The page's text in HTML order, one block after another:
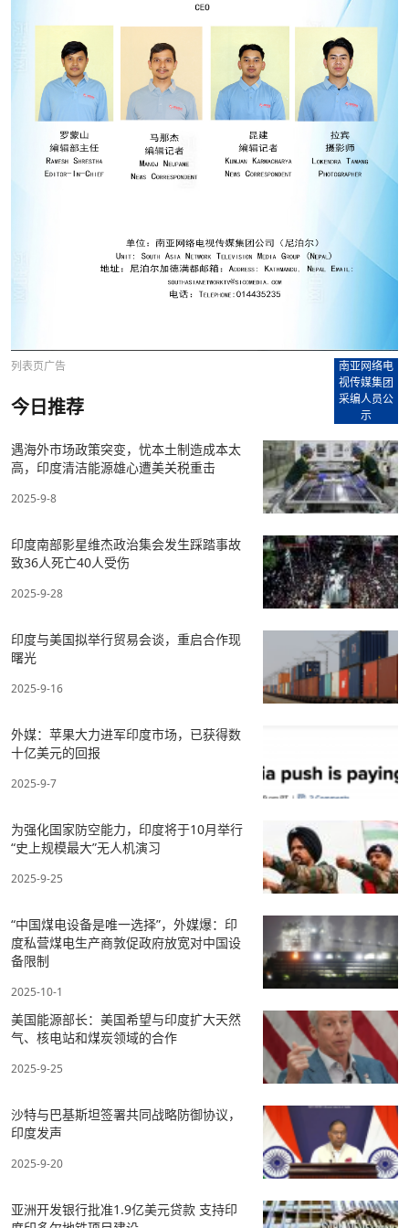
列表页广告
南亚网络电
视传媒集团
采编人员公
示
今日推荐
遇海外市场政策突变，忧本土制造成本太
高，印度清洁能源雄心遭美关税重击
2025-9-8
印度南部影星维杰政治集会发生踩踏事故
致36人死亡40人受伤
2025-9-28
印度与美国拟举行贸易会谈，重启合作现
曙光
2025-9-16
外媒：苹果大力进军印度市场，已获得数
十亿美元的回报
2025-9-7
为强化国家防空能力，印度将于10月举行
“史上规模最大”无人机演习
2025-9-25
“中国煤电设备是唯一选择”，外媒爆：印
度私营煤电生产商敦促政府放宽对中国设
备限制
2025-10-1
美国能源部长：美国希望与印度扩大天然
气、核电站和煤炭领域的合作
2025-9-25
沙特与巴基斯坦签署共同战略防御协议，
印度发声
2025-9-20
亚洲开发银行批准1.9亿美元贷款 支持印